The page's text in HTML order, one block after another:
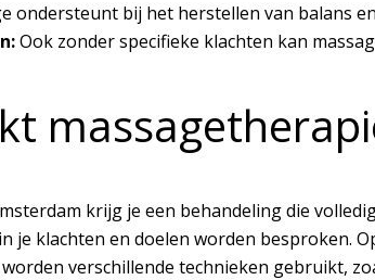
ondersteunt bij het herstellen van balans
Ook zonder specifieke klachten kan
krijg je een behandeling die
je klachten en doelen worden besproken.
verschillende technieken gebruikt,